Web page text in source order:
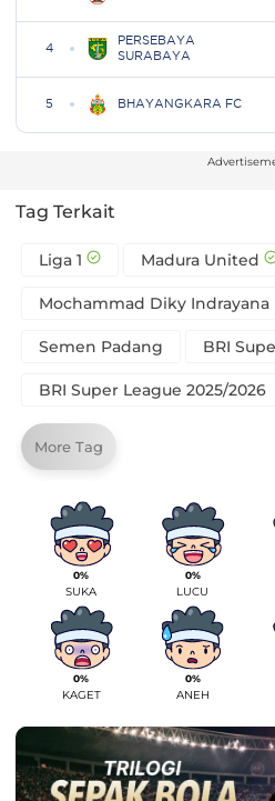
Tag Terkait
Liga 1 Madura United
Mochammad Diky Indrayana
Semen Padang BRI
BRI Super League 2025/2026
More Tag
0%
SUKA
0%
LUCU
0%
KAGET
0%
ANEH